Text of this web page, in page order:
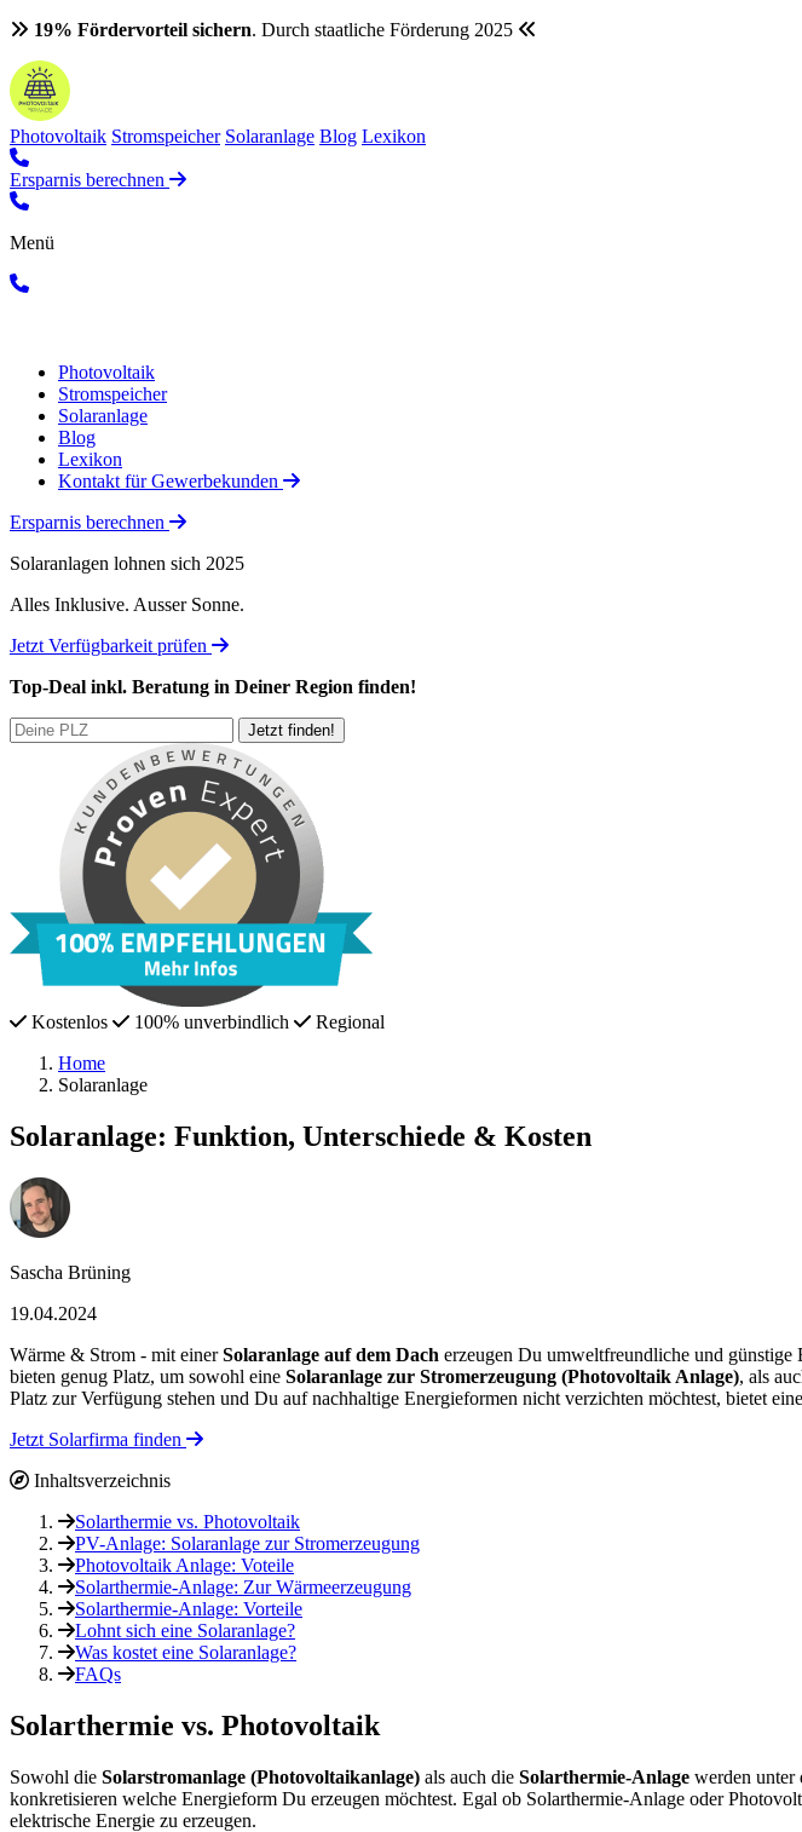
19% Fördervorteil sichern. Durch staatliche Förderung 2025
Photovoltaik Stromspeicher Solaranlage Blog Lexikon
Ersparnis berechnen
Menü
Photovoltaik
Stromspeicher
Solaranlage
Blog
Lexikon
Kontakt für Gewerbekunden
Ersparnis berechnen
Solaranlagen lohnen sich 2025
Alles Inklusive. Ausser Sonne.
Jetzt Verfügbarkeit prüfen
Top-Deal inkl. Beratung in Deiner Region finden!
Kostenlos 100% unverbindlich
Regional
Home
Solaranlage
Solaranlage: Funktion, Unterschiede & Kosten
Sascha Brüning
19.04.2024
Wärme & Strom - mit einerSolaranlage auf dem Dach erzeugen Du umweltfreundliche und
bieten genug Platz, um sowohl eine Solaranlage zur Stromerzeugung (Photovoltaik Anlage), als
Platz zur Verfügung stehen und Du auf nachhaltige Energieformen nicht verzichten möchtest, bietet
Jetzt Solarfirma finden
Inhaltsverzeichnis
Solarthermie vs. Photovoltaik
PV-Anlage: Solaranlage zur Stromerzeugung
Photovoltaik Anlage: Voteile
Solarthermie-Anlage: Zur Wärmeerzeugung
Solarthermie-Anlage: Vorteile
Lohnt sich eine Solaranlage?
Was kostet eine Solaranlage?
FAQs
Solarthermie vs. Photovoltaik
Sowohl die Solarstromanlage (Photovoltaikanlage) als auch die Solarthermie-Anlage werden unter
konkretisieren welche Energieform Du erzeugen möchtest. Egal ob Solarthermie-Anlage oder
elektrische Energie zu erzeugen.